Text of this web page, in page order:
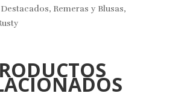
Destacados, Remeras y Blusas,